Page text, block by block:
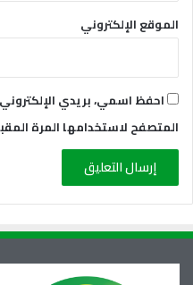
الموقع الإلكتروني
احفظ اسمي، بريدي
المتصفح لاستخدامها المرة